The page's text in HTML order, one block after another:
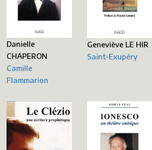
Danielle
CHAPERON
Camille
Flammarion
Geneviève LE HIR
Saint-Exupéry